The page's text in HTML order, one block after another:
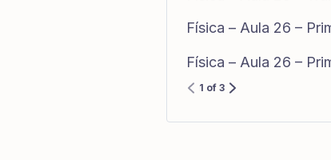
Física – Aula 26 –
Física – Aula 26 –
1 of 3